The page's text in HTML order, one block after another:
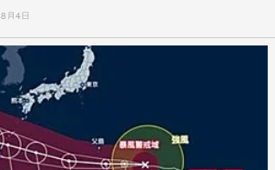
月4日